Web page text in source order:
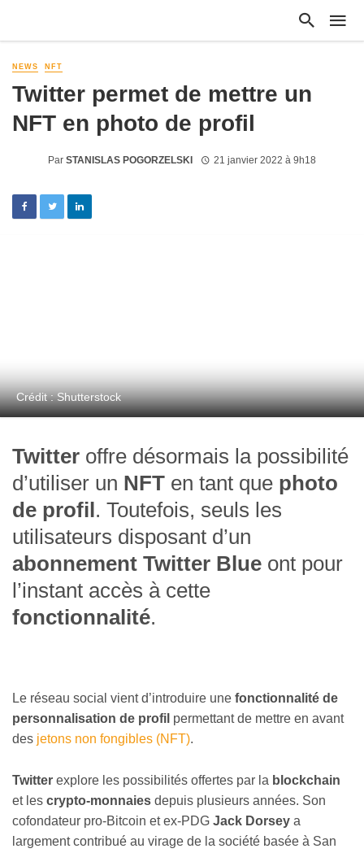
NEWS NFT
Twitter permet de mettre un
NFT en photo de profil
Par STANISLAS POGORZELSKI 21 janvier 2022 à 9h18
Crédit : Shutterstock
Twitter offre désormais la possibilité
d’utiliser un NFT en tant que photo
de profil . Toutefois, seuls les
utilisateurs disposant d’un
abonnement Twitter Blue ont pour
l’instant accès à cette
fonctionnalité.
Le réseau social vient d’introduire une fonctionnalité de
personnalisation de profil permettant de mettre en avant
des jetons non fongibles (NFT).
Twitter explore les possibilités offertes par la blockchain
et les crypto-monnaies depuis plusieurs années. Son
cofondateur pro-Bitcoin et ex-PDG Jack Dorsey a
largement contribué au virage de la société basée à San